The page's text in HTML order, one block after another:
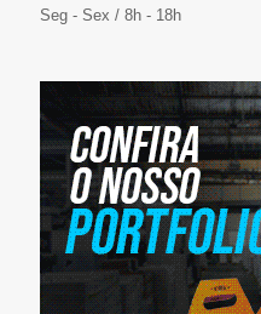
Seg - Sex / 8h - 18h